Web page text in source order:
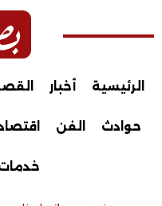
الرئيسية أخبار
حوادث الفن